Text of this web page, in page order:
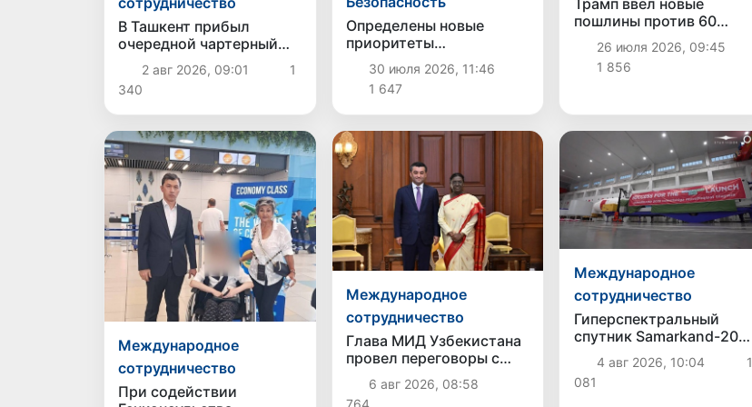
В Ташкент прибыл
очередной чартерный
рейс из США с
депортированными
гражданами
Узбекистана
2 авг 2026, 09:01
1
340
Определены новые
приоритеты
национального и
регионального
сотрудничества в сфере
противодействия
торговле людьми
30 июля 2026, 11:46
1 647
пошлины против 60
торговых партнеров
США: Узбекистан и
другие страны
26 июля 2026, 09:45
1 856
Международное
сотрудничество
При содействии
Международное
сотрудничество
Глава МИД Узбекистана
провел переговоры с
руководством Индии и
принял участие в
6 авг 2026, 08:58
764
Международное
сотрудничество
Гиперспектральный
спутник Samarkand-2028
будет запущен на орбиту
5 август
4 авг 2026, 10:04
1
081